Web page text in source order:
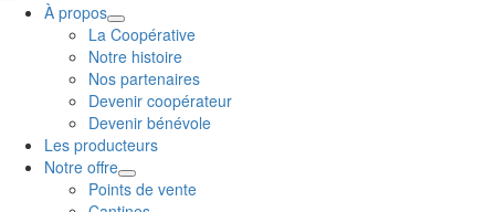
À propos
La Coopérative
Notre histoire
Nos partenaires
Devenir coopérateur
Devenir bénévole
Les producteurs
Notre offre
Points de vente